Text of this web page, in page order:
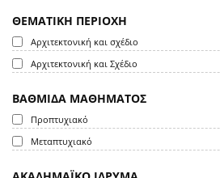
ΘΕΜΑΤΙΚΗ ΠΕΡΙΟΧΗ
Αρχιτεκτονική και σχέδιο
Αρχιτεκτονική και Σχέδιο
ΒΑΘΜΙΔΑ ΜΑΘΗΜΑΤΟΣ
Προπτυχιακό
Μεταπτυχιακό